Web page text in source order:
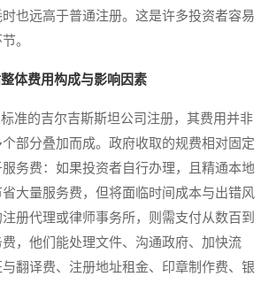
也远高于普通注册。这是许多投资者容易
。
体费用构成与影响因素
的吉尔吉斯斯坦公司注册，其费用并非
部分叠加而成。政府收取的规费相对固定
务费：如果投资者自行办理，且精通本地
大量服务费，但将面临时间成本与出错风
册代理或律师事务所，则需支付从数百到
，他们能处理文件、沟通政府、加快流
翻译费、注册地址租金、印章制作费、银